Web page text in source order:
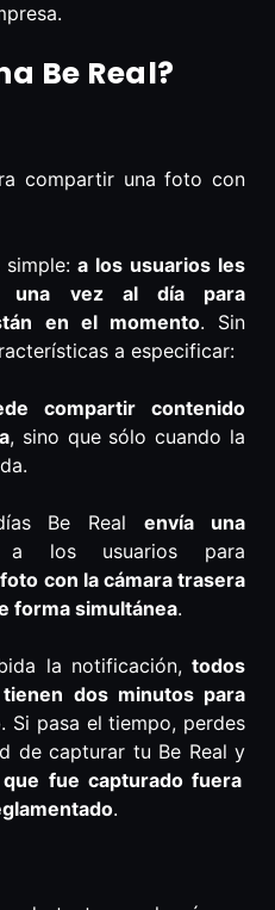
Be Real?
compartir una foto con
a los usuarios les
una vez al día para
en el momento. Sin
a especificar:
compartir contenido
, sino que sólo cuando la
Be Realenvía una
los usuarios para
con la cámara trasera
forma simultánea.
la notificación, todos
dos minutos para
. Si pasa el tiempo, perdes
de capturar tu Be Real y
fue capturado fuera
.